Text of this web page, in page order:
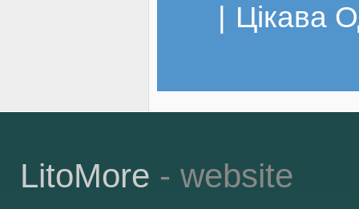
Цікава
LitoMore - website